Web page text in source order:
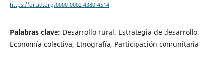
https://orcid.org/0000-0002-4380-4514
Palabras clave: Desarrollo rural, Estrategia de desarrollo,
Economía colectiva, Etnografía, Participación comunitaria